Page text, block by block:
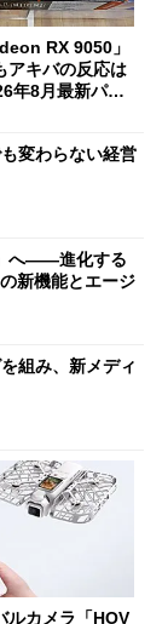
RX 9050」
アキバの反応は
8月最新パー
変わらない経営
へ――進化する
新機能とエージ
組み、新メディ
ルカメラ「HOV